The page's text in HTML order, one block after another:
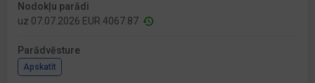
Nodokļu parādi
uz 07.07.2026 EUR 4067.87
Parādvēsture
Apskatīt